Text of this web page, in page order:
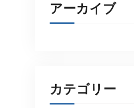
アーカイブ
カテゴリー